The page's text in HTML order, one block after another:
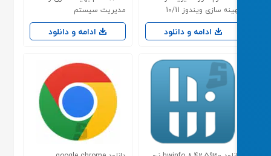
سازی ویندوز 10/11
ادامه و دانلود
مدیریت سیستم
ادامه و دانلود